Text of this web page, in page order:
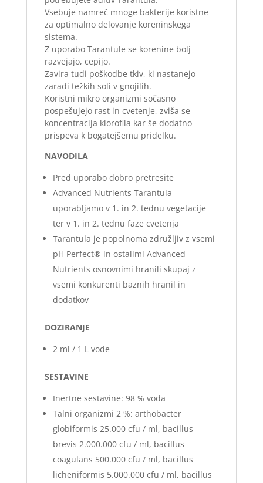
Vsebuje namreč mnoge bakterije koristne
za optimalno delovanje koreninskega
sistema.
Z uporabo Tarantule se korenine bolj
razvejajo, cepijo.
Zavira tudi poškodbe tkiv, ki nastanejo
zaradi težkih soli v gnojilih.
Koristni mikro organizmi sočasno
pospešujejo rast in cvetenje, zviša se
koncentracija klorofila kar še dodatno
prispeva k bogatejšemu pridelku.
NAVODILA
Pred uporabo dobro pretresite
Advanced Nutrients Tarantula
uporabljamo v 1. in 2. tednu vegetacije
ter v 1. in 2. tednu faze cvetenja
Tarantula je popolnoma združljiv z vsemi
pH Perfect® in ostalimi Advanced
Nutrients osnovnimi hranili skupaj z
vsemi konkurenti baznih hranil in
dodatkov
DOZIRANJE
2 ml / 1 L vode
SESTAVINE
Inertne sestavine: 98 % voda
Talni organizmi 2 %: arthobacter
globiformis 25.000 cfu / ml, bacillus
brevis 2.000.000 cfu / ml, bacillus
coagulans 500.000 cfu / ml, bacillus
licheniformis 5.000.000 cfu / ml, bacillus